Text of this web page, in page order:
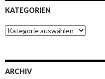
KATEGORIEN
K
a
o
ARCHIV